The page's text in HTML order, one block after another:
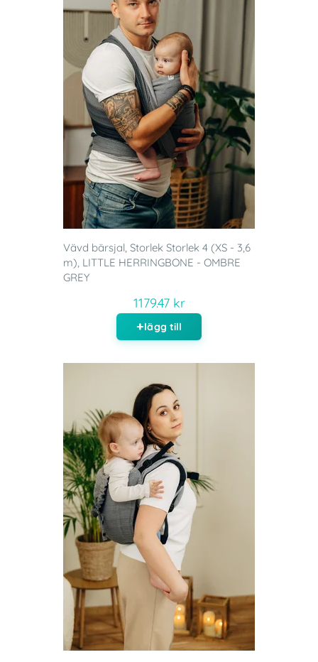
Vävd bärsjal, Storlek Storlek 4 (XS - 3,6
m), LITTLE HERRINGBONE - OMBRE
GREY
1179.47 kr
lägg till